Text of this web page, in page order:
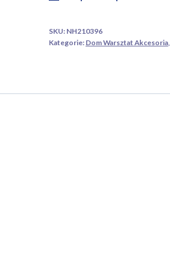
SKU: NH210396
Kategorie: Dom Warsztat Akcesoria,